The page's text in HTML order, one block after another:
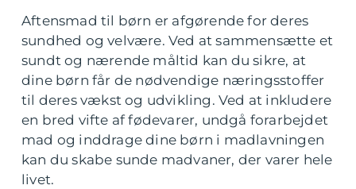
Aftensmad til børn er afgørende for deres
sundhed og velvære. Ved at sammensætte et
sundt og nærende måltid kan du sikre, at
dine børn får de nødvendige næringsstoffer
til deres vækst og udvikling. Ved at inkludere
en bred vifte af fødevarer, undgå forarbejdet
mad og inddrage dine børn i madlavningen
kan du skabe sunde madvaner, der varer hele
livet.